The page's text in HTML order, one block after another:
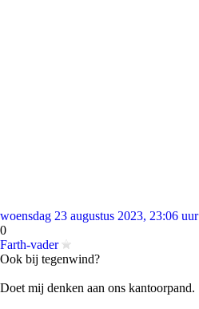
woensdag 23 augustus 2023, 23:06 uur
0
Farth-vader
Ook bij tegenwind?
Doet mij denken aan ons kantoorpand.